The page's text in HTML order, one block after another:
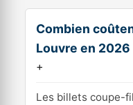
Combien
Louvre en 2026
+
Les billets coupe-